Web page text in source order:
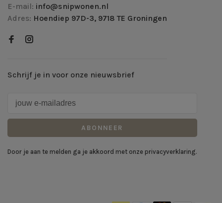
E-mail: info@snipwonen.nl
Adres: Hoendiep 97D-3, 9718 TE Groningen
Schrijf je in voor onze nieuwsbrief
ABONNEER
Door je aan te melden ga je akkoord met onze privacyverklaring.